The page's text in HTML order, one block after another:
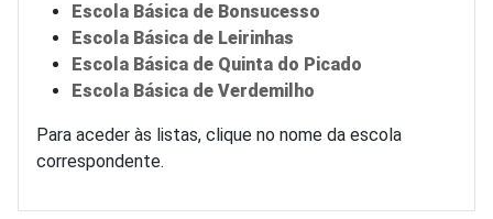
Escola Básica de Bonsucesso
Escola Básica de Leirinhas
Escola Básica de Quinta do Picado
Escola Básica de Verdemilho
Para aceder às listas, clique no nome da escola
correspondente.